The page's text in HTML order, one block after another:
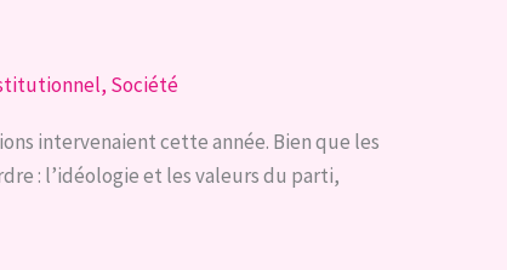
, Société
intervenaient cette année. Bien que les
: l’idéologie et les valeurs du parti,